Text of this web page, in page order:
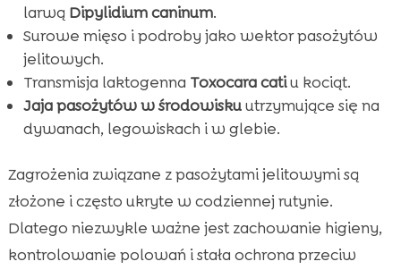
larwą Dipylidium caninum.
Surowe mięso i podroby jako wektor pasożytów
jelitowych.
Transmisja laktogenna Toxocara catiu kociąt.
Jaja pasożytów w środowiskuutrzymujące się na
dywanach, legowiskach i w glebie.
Zagrożenia związane z pasożytami jelitowymi są
złożone i często ukryte w codziennej rutynie.
Dlatego niezwykle ważne jest zachowanie higieny,
kontrolowanie polowań i stała ochrona przeciw